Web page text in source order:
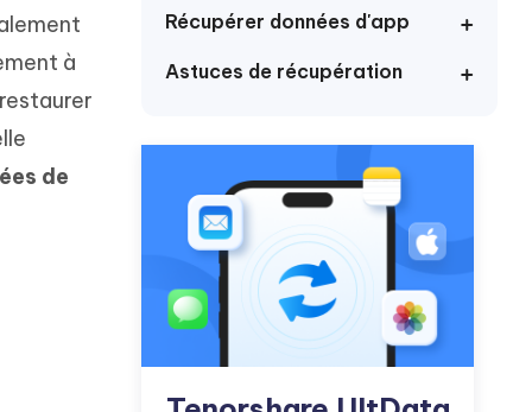
Plus de conseils utiles
Plus de conseils utiles
Commencer
à
de
Récupérer données d'app
Astuces de récupération